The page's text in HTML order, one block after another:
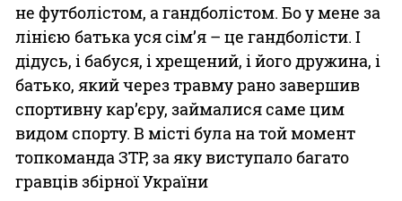
не футболістом, а гандболістом. Бо у мене за
лінією батька уся сім’я – це гандболісти. І
дідусь, і бабуся, і хрещений, і його дружина, і
батько, який через травму рано завершив
спортивну кар’єру, займалися саме цим
видом спорту. В місті була на той момент
топкоманда ЗТР, за яку виступало багато
гравців збірної України